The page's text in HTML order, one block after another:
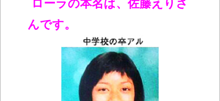
ローラの本名は、佐藤えりさ
んです。